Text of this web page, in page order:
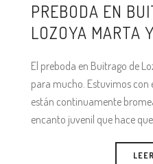
PREBODA EN
LOZOYA MARTA
El preboda en Buitrago de
para mucho. Estuvimos con
están continuamente
encanto juvenil que hace